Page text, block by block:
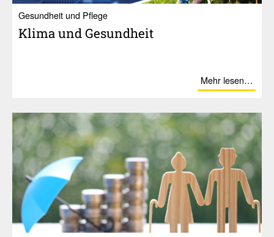
Gesundheit und Pflege
Klima und Gesund­heit
Mehr lesen…